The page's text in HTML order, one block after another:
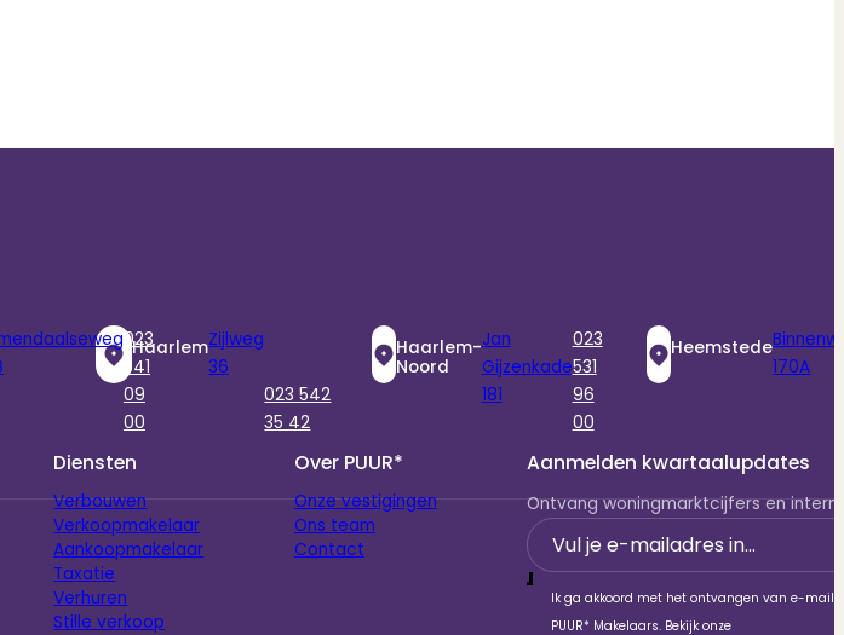
023
541
09
00
HaarlemZijlweg
36
023 542
35 42
Haarlem-
Noord
Jan
Gijzenkade
181
023
531
96
00
Heemstede
170A
Diensten
Verbouwen
Verkoopmakelaar
Aankoopmakelaar
Taxatie
Verhuren
Stille verkoop
Over PUUR*
Onze vestigingen
Ons team
Contact
Aanmelden kwartaalupdates
Ontvang woningmarktcijfers en
Section
Ik ga akkoord met het ontvangen van e-
PUUR* Makelaars. Bekijk onze